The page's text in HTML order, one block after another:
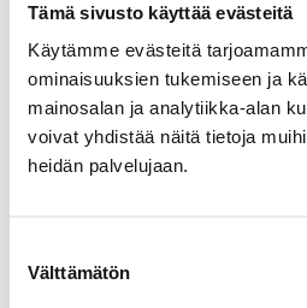
Tämä sivusto käyttää evästeitä
Käytämme evästeitä
ominaisuuksien tukemiseen ja
mainosalan ja analytiikka-alan
voivat yhdistää näitä tietoja
heidän palvelujaan.
valinta
Välttämätön
Whistleblower-kanava